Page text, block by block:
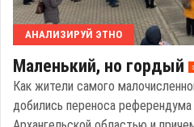
АНАЛИЗИРУЙ ЭТНО
Маленький, но гордый
Как жители самого
добились переноса